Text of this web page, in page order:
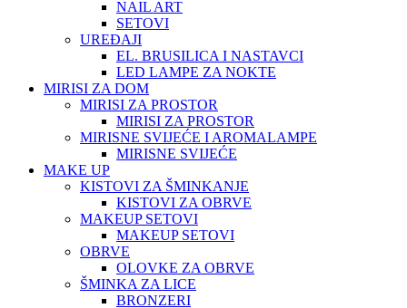
NAIL ART
SETOVI
UREĐAJI
EL. BRUSILICA I NASTAVCI
LED LAMPE ZA NOKTE
MIRISI ZA DOM
MIRISI ZA PROSTOR
MIRISI ZA PROSTOR
MIRISNE SVIJEĆE I AROMALAMPE
MIRISNE SVIJEĆE
MAKE UP
KISTOVI ZA ŠMINKANJE
KISTOVI ZA OBRVE
MAKEUP SETOVI
MAKEUP SETOVI
OBRVE
OLOVKE ZA OBRVE
ŠMINKA ZA LICE
BRONZERI